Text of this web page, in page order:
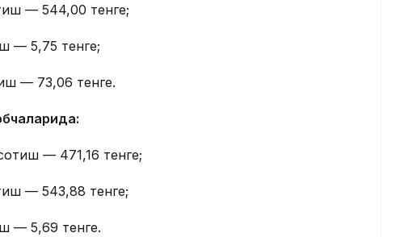
— 544,00 тенге;
— 5,75 тенге;
— 73,06 тенге.
— 471,16 тенге;
— 543,88 тенге;
— 5,69 тенге.